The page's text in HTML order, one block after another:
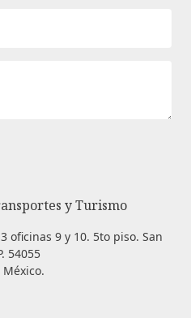
y Turismo
oficinas 9 y 10. 5to piso. San
54055